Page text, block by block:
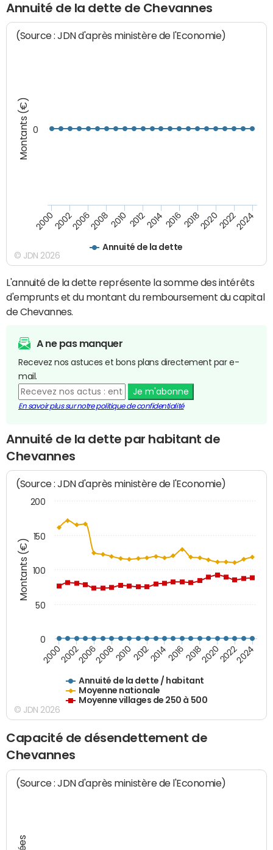
Annuité de la dette de Chevannes
Montants (€)
(Source : JDN d'après ministère de l'Economie)
Annuité de la dette
20002002200620082010 2012201420162018202020222024
0
© JDN 2026
L'annuité de la dette représente la somme des intérêts
d'emprunts et du montant du remboursement du capital
de Chevannes.
A ne pas manquer
Recevez nos astuces et bons plans directement par e-
mail.
Je m'abonne
En savoir plus sur notre politique de confidentialité
Annuité de la dette par habitant de
Chevannes
Montants (€)
(Source : JDN d'après ministère de l'Economie)
Annuité de la dette / habitant
Moyenne nationale
Moyenne villages de 250 à 500
200020022006200820102012201420162018202020222024
0
50
100
150
200
© JDN 2026
Capacité de désendettement de
Chevannes
(Source : JDN d'après ministère de l'Economie)